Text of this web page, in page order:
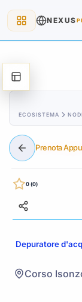
NEXUS
ECOSISTEMA
Prenota
Corso
Depuratore
0 (0)